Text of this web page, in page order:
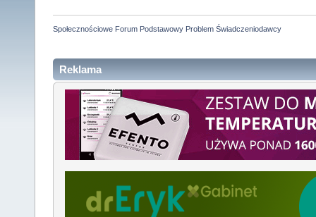
Społecznościowe Forum Podstawowy Problem Świadczeniodawcy
Reklama